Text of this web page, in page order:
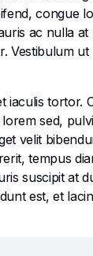
congue
ac nulla
Vestibulum
iaculis
sed,
velit
tempus
suscipit at
est, et